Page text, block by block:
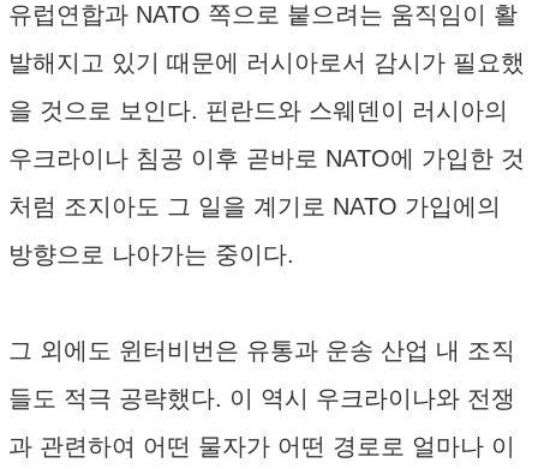
유럽연합과 NATO 쪽으로 붙으려는 움직임이 활
발해지고 있기 때문에 러시아로서 감시가 필요했
을 것으로 보인다. 핀란드와 스웨덴이 러시아의
우크라이나 침공 이후 곧바로 NATO에 가입한 것
처럼 조지아도 그 일을 계기로 NATO 가입에의
방향으로 나아가는 중이다.
그 외에도 윈터비번은 유통과 운송 산업 내 조직
들도 적극 공략했다. 이 역시 우크라이나와 전쟁
과 관련하여 어떤 물자가 어떤 경로로 얼마나 이